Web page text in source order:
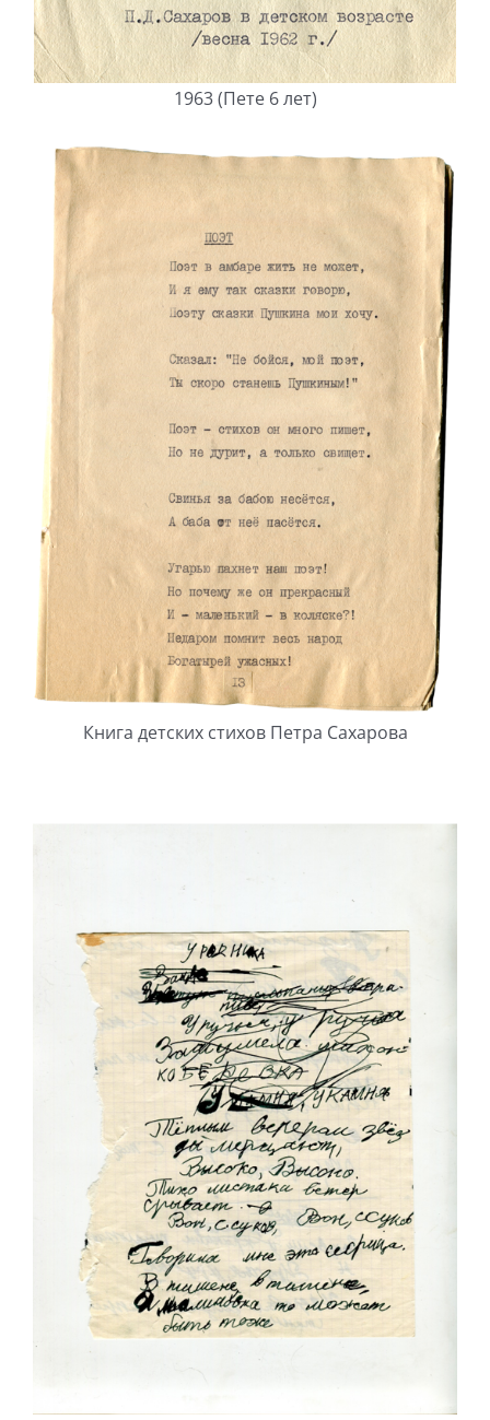
1963 (Пете 6 лет)
Книга детских стихов Петра Сахарова